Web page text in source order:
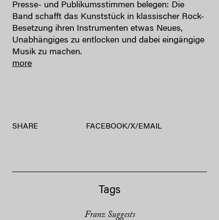
Presse- und Publikumsstimmen belegen: Die
Band schafft das Kunststück in klassischer Rock-
Besetzung ihren Instrumenten etwas Neues,
Unabhängiges zu entlocken und dabei eingängige
Musik zu machen.
more
SHARE FACEBOOK/X/ EMAIL
Tags
Franz Suggests